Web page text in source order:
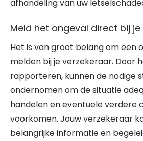
afhandeling van uw
Meld het ongeval direct bij je
Het is van groot belang om een
melden bij je verzekeraar. Door
rapporteren, kunnen de nodige
ondernomen om de situatie
handelen en eventuele verdere
voorkomen. Jouw verzekeraar
belangrijke informatie en